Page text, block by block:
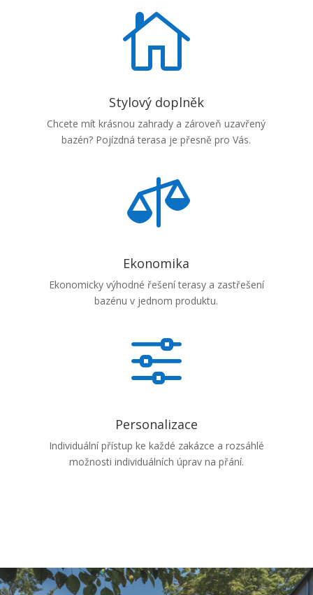

Stylový doplněk
Chcete mít krásnou zahrady a zároveň uzavřený
bazén? Pojízdná terasa je přesně pro Vás.

Ekonomika
Ekonomicky výhodné řešení terasy a zastřešení
bazénu v jednom produktu.
f
Personalizace
Individuální přístup ke každé zakázce a rozsáhlé
možnosti individuálních úprav na přání.